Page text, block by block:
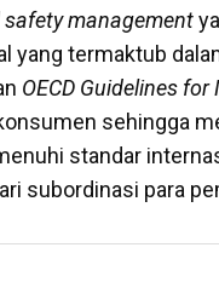
management
yang termaktub
OECD Guidelines
sehingga
standar
subordinasi para